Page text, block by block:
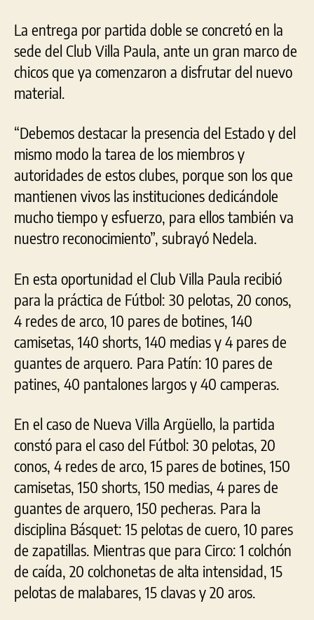
La entrega por partida doble se concretó en la
sede del Club Villa Paula, ante un gran marco de
chicos que ya comenzaron a disfrutar del nuevo
material.
“Debemos destacar la presencia del Estado y del
mismo modo la tarea de los miembros y
autoridades de estos clubes, porque son los que
mantienen vivos las instituciones dedicándole
mucho tiempo y esfuerzo, para ellos también va
nuestro reconocimiento”, subrayó Nedela.
En esta oportunidad el Club Villa Paula recibió
para la práctica de Fútbol: 30 pelotas, 20 conos,
4 redes de arco, 10 pares de botines, 140
camisetas, 140 shorts, 140 medias y 4 pares de
guantes de arquero. Para Patín: 10 pares de
patines, 40 pantalones largos y 40 camperas.
En el caso de Nueva Villa Argüello, la partida
constó para el caso del Fútbol: 30 pelotas, 20
conos, 4 redes de arco, 15 pares de botines, 150
camisetas, 150 shorts, 150 medias, 4 pares de
guantes de arquero, 150 pecheras. Para la
disciplina Básquet: 15 pelotas de cuero, 10 pares
de zapatillas. Mientras que para Circo: 1 colchón
de caída, 20 colchonetas de alta intensidad, 15
pelotas de malabares, 15 clavas y 20 aros.